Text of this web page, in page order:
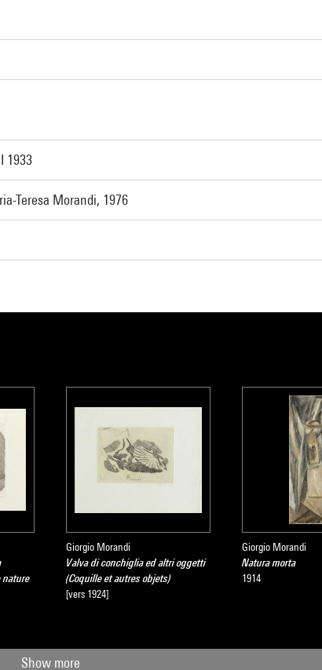
1933
Teresa Morandi, 1976
nature
Giorgio Morandi
Valva di conchiglia ed altri oggetti
(Coquille et autres objets)
[vers 1924]
Giorgio Morandi
Natura morta
1914
Show more